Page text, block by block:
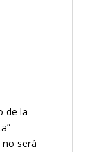
de la
será